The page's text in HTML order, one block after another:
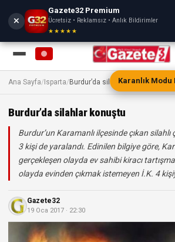
Gazete32 Premium
Ücretsiz • Reklamsız • Anlık Bildirimler
★★★★★
Ana Sayfa/ Isparta/Burdur’da silahlar konuştu
Burdur’da silahlar konuştu
Burdur’un Karamanlı ilçesinde çıkan
3 kişi de yaralandı. Edinilen bilgiye göre,
gerçekleşen olayda ev sahibi kiracı
olayda evinden çıkmak istemeyen İ.K. 4
Gazete32
19 Oca 2017 · 22:30
Karanlık Modu